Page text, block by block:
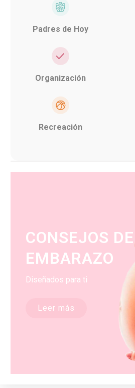
Padres de Hoy
Organización
Recreación
CONSEJOS DE
EMBARAZO
Diseñados para ti
Leer más